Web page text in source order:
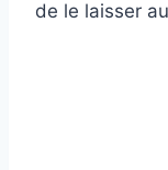
de le laisser